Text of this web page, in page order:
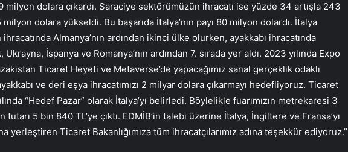
milyon dolara çıkardı. Saraciye sektörümüzün ihracatı ise yüzde 34 artışla 243
dolara yükseldi. Bu başarıda İtalya’nın payı 80 milyon dolardı. İtalya
ihracatında Almanya’nın ardından ikinci ülke olurken, ayakkabı ihracatında
İspanya ve Romanya’nın ardından 7. sırada yer aldı. 2023 yılında Expo
Ticaret Heyeti ve Metaverse’de yapacağımız sanal gerçeklik odaklı
ve deri eşya ihracatımızı 2 milyar dolara çıkarmayı hedefliyoruz. Ticaret
“Hedef Pazar” olarak İtalya’yı belirledi. Böylelikle fuarımızın metrekaresi 3
tutarı 5 bin 840 TL’ye çıktı. EDMİB’in talebi üzerine İtalya, İngiltere ve Fransa’yı
yerleştiren Ticaret Bakanlığımıza tüm ihracatçılarımız adına teşekkür ediyoruz.”